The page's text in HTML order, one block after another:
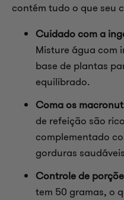
contém tudo o que seu
Cuidado com a
Misture água com
base de plantas
equilibrado.
Coma os
de refeição são
complementado
gorduras
Controle de
tem 50 gramas, o